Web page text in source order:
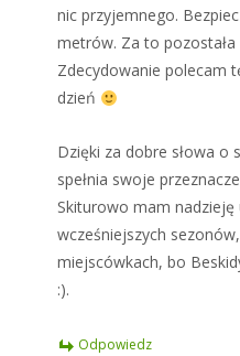
nic przyjemnego.
metrów. Za to
Zdecydowanie polecam
dzień
Dzięki za dobre słowa o
spełnia swoje
Skiturowo mam nadzieję
wcześniejszych
miejscówkach, bo
:).
Odpowiedz